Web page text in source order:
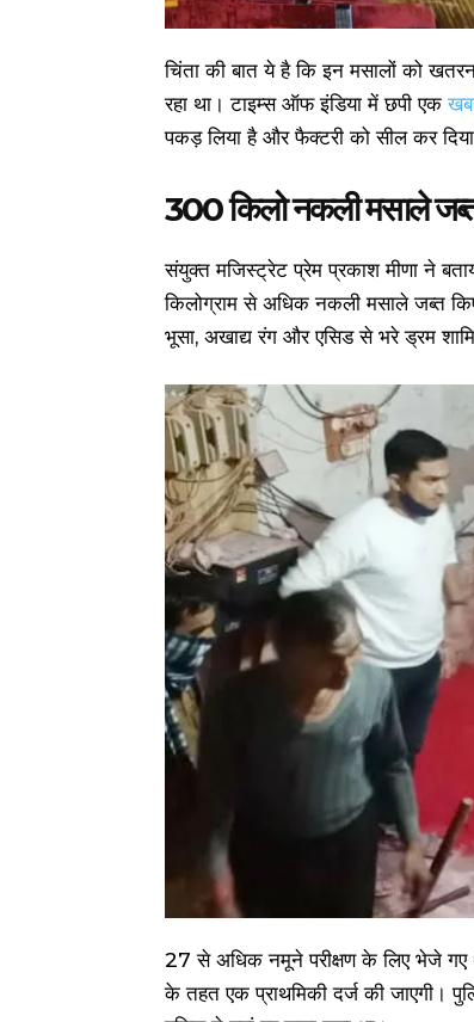
चिंता की बात ये है कि इन मसालों को
रहा था। टाइम्स ऑफ इंडिया में छपी एक
पकड़ लिया है और फैक्टरी को सील कर
300 किलोनकली मसाले
संयुक्त मजिस्ट्रेट प्रेम प्रकाश मीणा ने
किलोग्राम से अधिक नकली मसाले जब्त
भूसा, अखाद्य रंग और एसिड से भरे ड्रम
27 से अधिक नमूने परीक्षण के लिए भेजे
के तहत एक प्राथमिकी दर्ज की जाएगी।